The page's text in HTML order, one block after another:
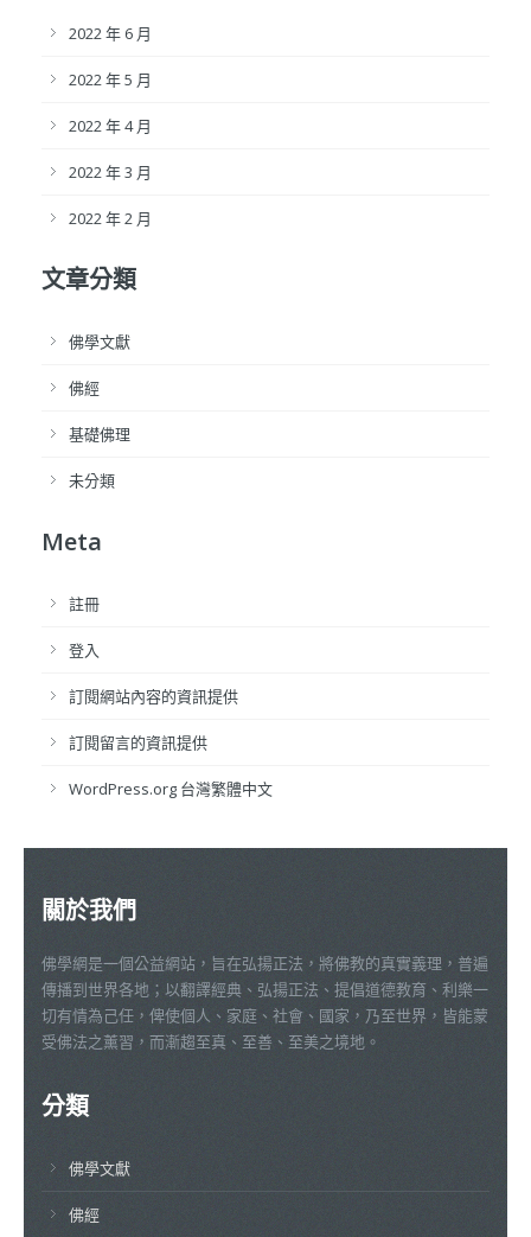
2022 年 6 月
2022 年 5 月
2022 年 4 月
2022 年 3 月
2022 年 2 月
文章分類
佛學文獻
佛經
基礎佛理
未分類
Meta
註冊
登入
訂閱網站內容的資訊提供
訂閱留言的資訊提供
WordPress.org 台灣繁體中文
關於我們
佛學網是一個公益網站，旨在弘揚正法，將佛教的真實義理，普遍
傳播到世界各地；以翻譯經典、弘揚正法、提倡道德教育、利樂一
切有情為己任，俾使個人、家庭、社會、國家，乃至世界，皆能蒙
受佛法之薰習，而漸趨至真、至善、至美之境地。
分類
佛學文獻
佛經